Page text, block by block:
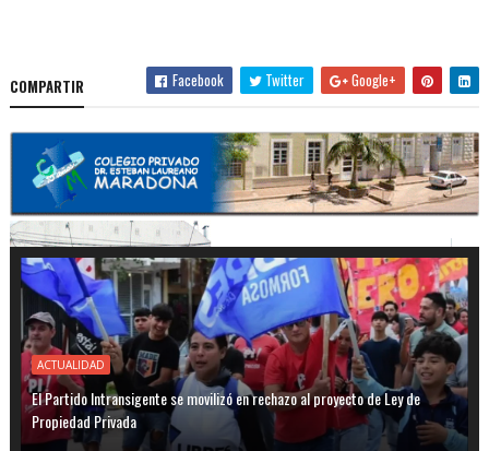
COMPARTIR Facebook Twitter Google+
ACTUALIDAD
El Partido Intransigente se movilizó en rechazo al proyecto de Ley de
Propiedad Privada